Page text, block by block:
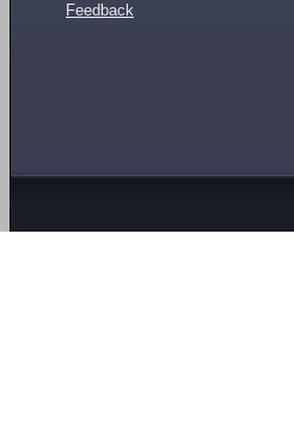
Feedback